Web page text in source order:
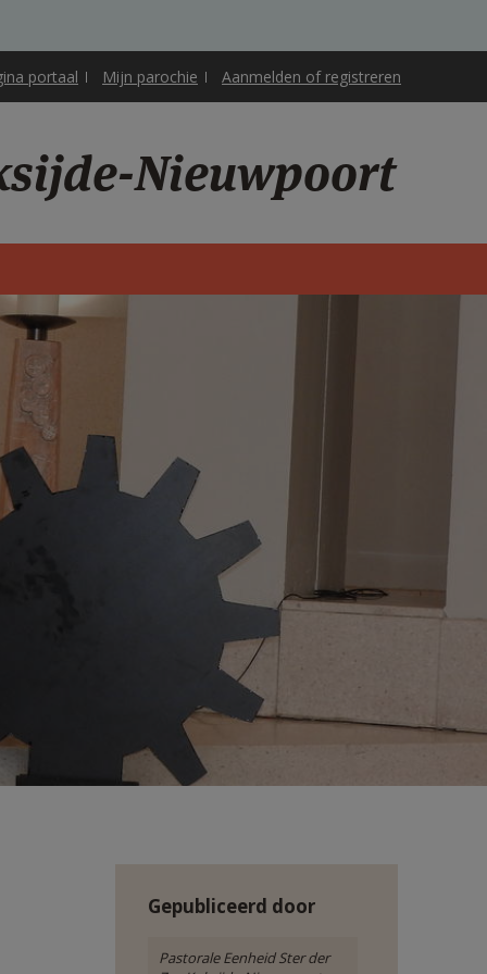
portaal Mijn parochie Aanmelden of registreren
Nieuwpoort
Gepubliceerd door
Pastorale Eenheid Ster der